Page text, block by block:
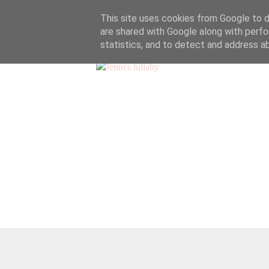
This site uses cookies from Google to
are shared with Google along with
statistics, and to detect and address